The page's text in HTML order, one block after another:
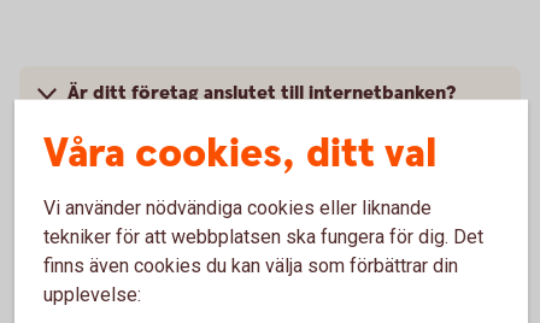
Är ditt företag anslutet till internetbanken?
Pris
Aktuella räntor på Företagskonto
Hur avslutar jag mitt Företagskonto?
Våra cookies, ditt val
Vi använder nödvändiga cookies eller liknande
tekniker för att webbplatsen ska fungera för dig. Det
finns även cookies du kan välja som förbättrar din
upplevelse: